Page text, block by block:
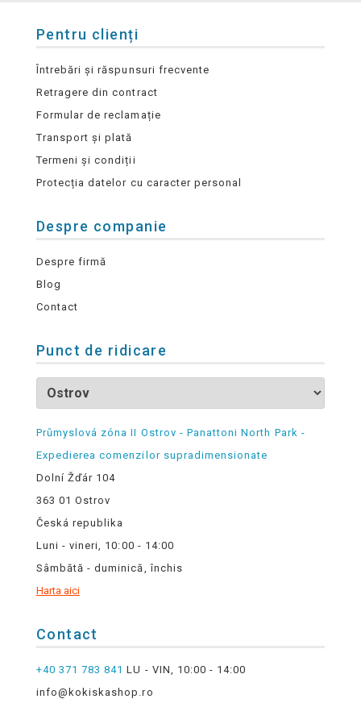
Pentru clienți
Întrebări și răspunsuri frecvente
Retragere din contract
Formular de reclamație
Transport și plată
Termeni și condiții
Protecția datelor cu caracter personal
Despre companie
Despre firmă
Blog
Contact
Punct de ridicare
Průmyslová zóna II Ostrov - Panattoni North Park -
Expedierea comenzilor supradimensionate
Dolní Žďár 104
363 01 Ostrov
Česká republika
Luni - vineri, 10:00 - 14:00
Sâmbătă - duminică, închis
Harta aici
Contact
+40 371 783 841 LU - VIN, 10:00 - 14:00
info@kokiskashop.ro